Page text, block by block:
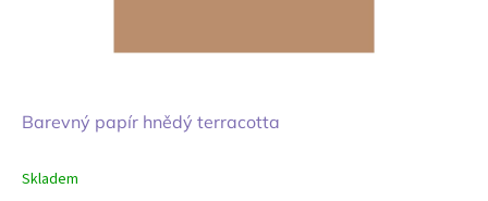
Barevný papír hnědý terracotta
Skladem